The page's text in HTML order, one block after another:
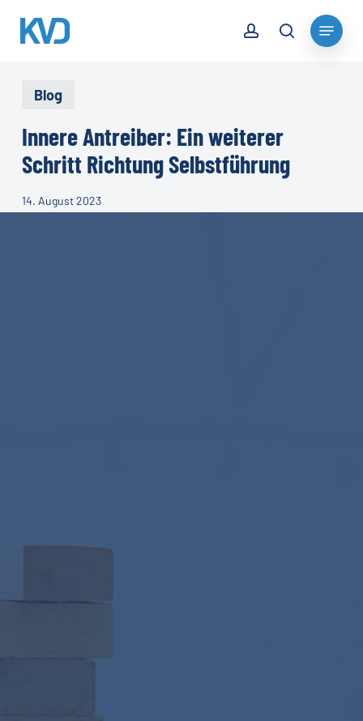
search
Menu
Blog
Innere Antreiber: Ein weiterer
Schritt Richtung Selbstführung
14. August 2023
Close